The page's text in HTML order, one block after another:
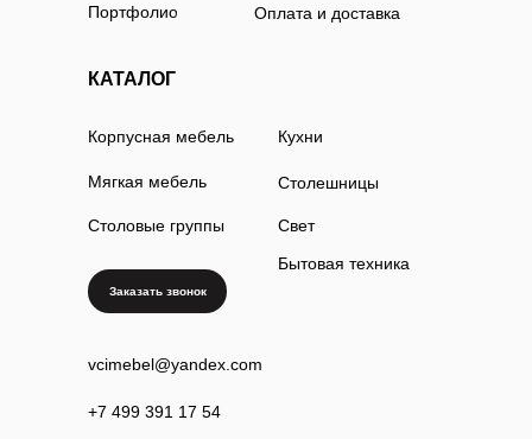
КАТАЛОГ
Портфолио
Корпусная мебель
Оплата и доставка
Мягкая мебель
Столовые группы
vcimebel@yandex.com
+7 499 391 17 54
Кухни
Столешницы
Свет
Бытовая техника
Заказать звонок